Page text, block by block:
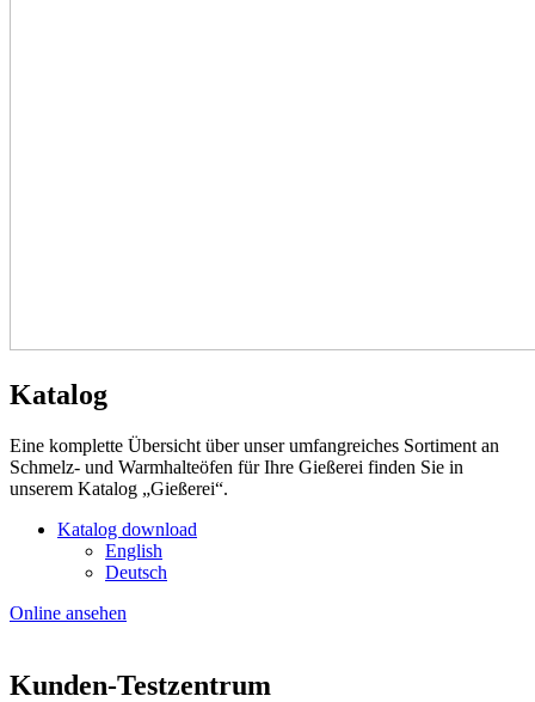
Katalog
Eine komplette Übersicht über unser umfangreiches Sortiment an
Schmelz- und Warmhalteöfen für Ihre Gießerei finden Sie in
unserem Katalog „Gießerei“.
Katalog download
English
Deutsch
Online ansehen
Kunden-Testzentrum